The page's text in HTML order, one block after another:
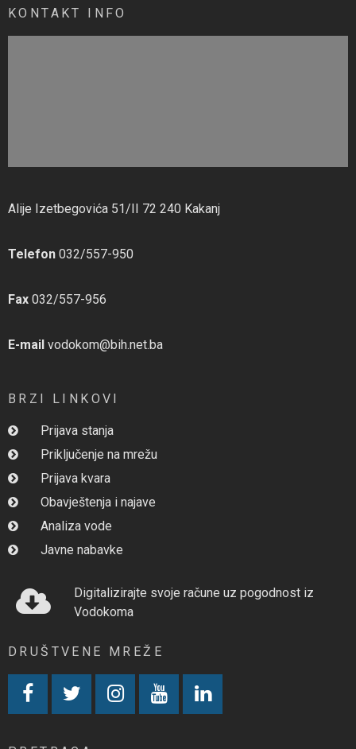
KONTAKT INFO
Alije Izetbegovića 51/II 72 240 Kakanj
Telefon 032/557-950
Fax 032/557-956
E-mail vodokom@bih.net.ba
BRZI LINKOVI
Prijava stanja
Priključenje na mrežu
Prijava kvara
Obavještenja i najave
Analiza vode
Javne nabavke
Digitalizirajte svoje račune uz pogodnost iz
Vodokoma
DRUŠTVENE MREŽE